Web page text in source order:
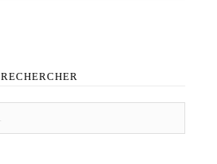
RECHERCHER